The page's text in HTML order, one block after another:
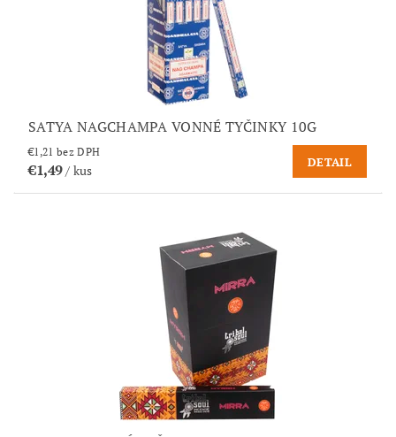
SATYA NAGCHAMPA VONNÉ TYČINKY 10G
€1,21 bez DPH
€1,49/ kus
DETAIL